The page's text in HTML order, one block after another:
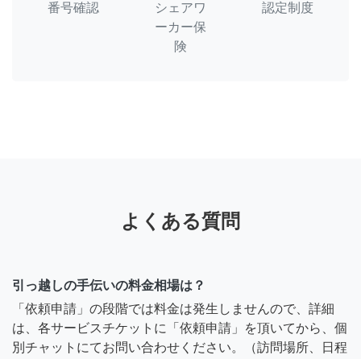
番号確認
シェアワ
ーカー保
険
認定制度
よくある質問
引っ越しの手伝いの料金相場は？
「依頼申請」の段階では料金は発生しませんので、詳細
は、各サービスチケットに「依頼申請」を頂いてから、個
別チャットにてお問い合わせください。（訪問場所、日程